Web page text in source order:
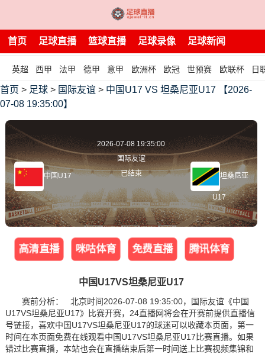
首页 足球直播 篮球直播 足球录像 足球新闻
英超 西甲 法甲 德甲 意甲 欧洲杯 欧冠 世预赛 欧联杯 日
首页 > 足球 > 国际友谊 > 中国U17 VS 坦桑尼亚U17 【2026-
07-08 19:35:00】
中国U17
2026-07-08 19:35:00
国际友谊
已结束
坦桑尼亚
U17
高清直播 咪咕体育 免费直播 腾讯体育
中国U17VS坦桑尼亚U17
赛前分析： 北京时间2026-07-08 19:35:00，国际友谊《中国
U17VS坦桑尼亚U17》比赛开赛，24直播网将会在开赛前提供直播信
号链接，喜欢中国U17VS坦桑尼亚U17的球迷可以收藏本页面，第一
时间在本页面免费在线观看中国U17VS坦桑尼亚U17比赛直播。如果
错过比赛直播，本站也会在直播结束后第一时间送上比赛视频集锦和